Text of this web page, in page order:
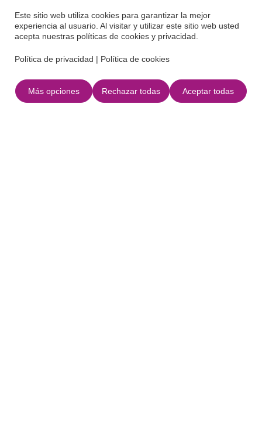
Este sitio web utiliza cookies para garantizar la mejor
experiencia al usuario. Al visitar y utilizar este sitio web usted
acepta nuestras políticas de cookies y privacidad.
Política de privacidad | Política de cookies
Más opciones Rechazar todas Aceptar todas